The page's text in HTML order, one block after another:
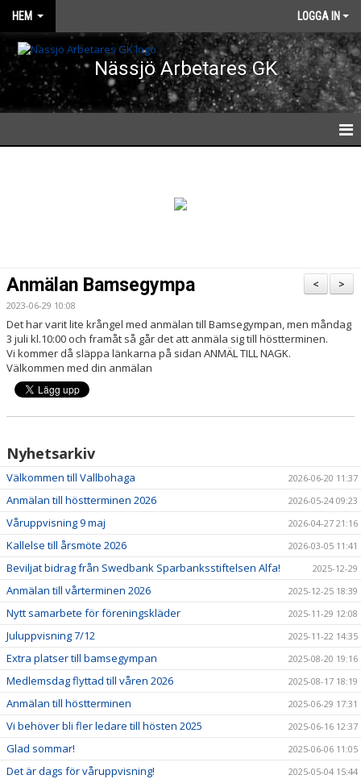
HEM LOGGA IN
Nässjö Arbetares GK
BRA ATT VETA
MEDLEMSKAP / AVGIFTER
VALLBOHAGA
>
<
Anmälan Bamsegympa
2023-06-29 10:08
Det har varit lite krångel med anmälan till Bamsegympan, men måndag
3 juli kl.10:00 och framåt så går det att anmäla sig till höstterminen.
Vi kommer då släppa länkarna på sidan ANMÄL TILL NAGK.
Välkommen med din anmälan
Nyhetsarkiv
Välkommen till Vallbohaga 2026-06-20 11:37
Anmälan till höstterminen 2026 2026-05-24 09:23
Våruppvisning 9 maj 2026-04-27 21:16
Kallelse till årsmöte 2026 2026-03-05 11:41
Beviljat bidrag från Swedbank Sparbanksstiftelsen Alfa! 2025-12-29
Anmälan till vårterminen 2026 2025-12-25 18:39
Nytt samarbete för föreningskläder 2025-11-29 12:08
Juluppvisning 7/12 2025-11-22 14:35
Extra platser till bamsegympan 2025-08-20 19:16
Medlemsdag flyttad till våren 2026 2025-08-17 18:19
Anmälan till höstterminen 2025-06-29 17:31
Vi behöver bli fler ledare till hösten 2025 2025-06-16 12:37
Glad sommar! 2025-06-06 11:05
Det är dags för våruppvisning! 2025-05-04 15:44